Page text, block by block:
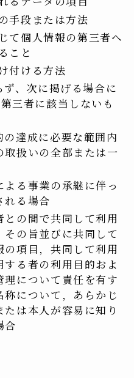
手段または方法
て個人情報の第三者へ
こと
付ける方法
、次に掲げる場合に
三者に該当しないも
達成に必要な範囲内
取扱いの全部または一
る事業の承継に伴っ
れる場合
の間で共同して利用
の旨並びに共同して
項目，共同して利用
る者の利用目的およ
理について責任を有す
称について，あらかじ
は本人が容易に知り
合